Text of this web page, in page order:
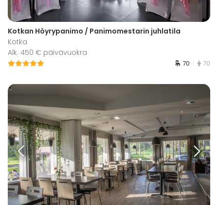
Kotkan Höyrypanimo / Panimomestarin juhlatila
Kotka
Alk. 450 € päivävuokra
70 70